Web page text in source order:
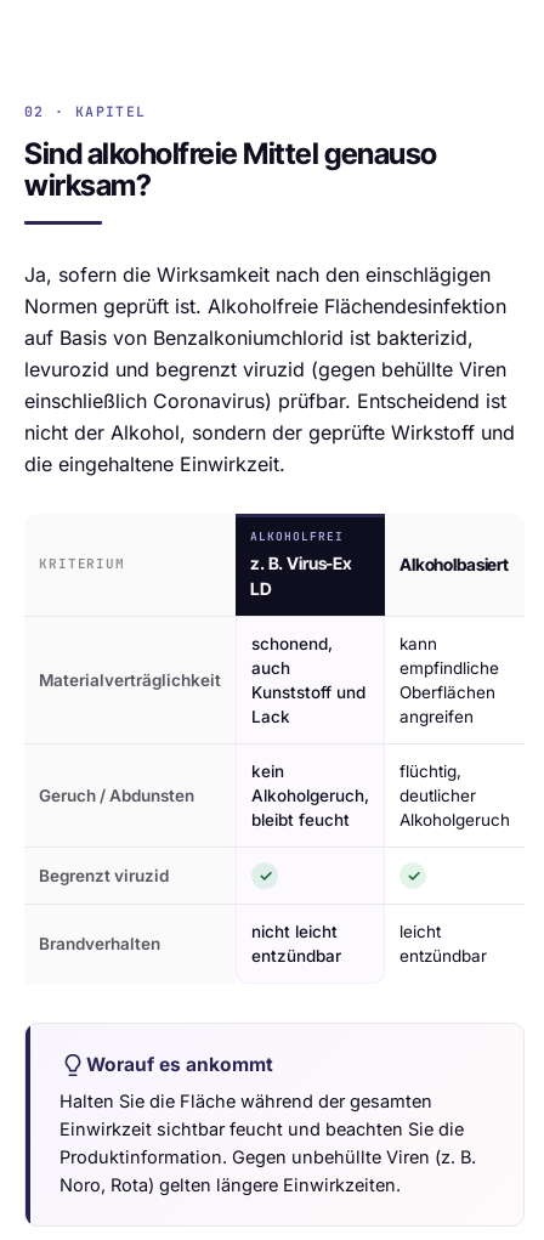
02 · KAPITEL
Sind alkoholfreie Mittel genauso
wirksam?
Ja, sofern die Wirksamkeit nach den einschlägigen
Normen geprüft ist. Alkoholfreie Flächendesinfektion
auf Basis von Benzalkoniumchlorid ist bakterizid,
levurozid und begrenzt viruzid (gegen behüllte Viren
einschließlich Coronavirus) prüfbar. Entscheidend ist
nicht der Alkohol, sondern der geprüfte Wirkstoff und
die eingehaltene Einwirkzeit.
KRITERIUM
ALKOHOLFREI
z. B. Virus-Ex
LD
Alkoholbasiert
Materialverträglichkeit
schonend,
auch
Kunststoff und
Lack
kann
empfindliche
Oberflächen
angreifen
Geruch / Abdunsten
kein
Alkoholgeruch,
bleibt feucht
flüchtig,
deutlicher
Alkoholgeruch
Begrenzt viruzid ✓ ✓
Brandverhalten
nicht leicht
entzündbar
leicht
entzündbar
Worauf es ankommt
Halten Sie die Fläche während der gesamten
Einwirkzeit sichtbar feucht und beachten Sie die
Produktinformation. Gegen unbehüllte Viren (z. B.
Noro, Rota) gelten längere Einwirkzeiten.